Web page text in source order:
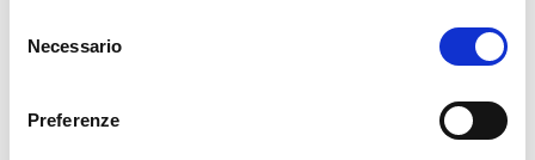
delNecessario
Preferenze
Ride Tour 2026
, una serie di appuntamenti in tutta
deglispeciali test ride su strada, completamente
gratuiti, dei modelli della gamma 2026 di Aprilia e